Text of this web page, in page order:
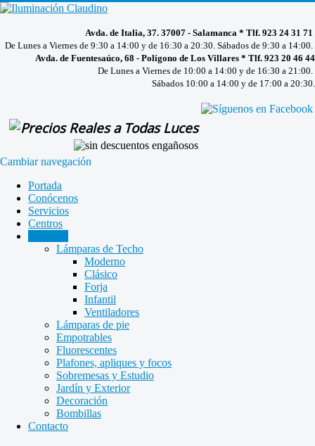
Avda. de Italia, 37. 37007 - Salamanca * Tlf. 923 24 31 71
De Lunes a Viernes de 9:30 a 14:00 y de 16:30 a 20:30. Sábados de 9:30 a 14:00.
Avda. de Fuentesaúco, 68 - Polígono de Los Villares * Tlf. 923 20 46 44
De Lunes a Viernes de 10:00 a 14:00 y de 16:30 a 21:00.
Sábados 10:00 a 14:00 y de 17:00 a 20:30.
Cambiar navegación
Portada
Conócenos
Servicios
Centros
Lámparas de Techo
Moderno
Clásico
Forja
Infantil
Ventiladores
Lámparas de pie
Empotrables
Fluorescentes
Plafones, apliques y focos
Sobremesas y Estudio
Jardín y Exterior
Decoración
Bombillas
Contacto